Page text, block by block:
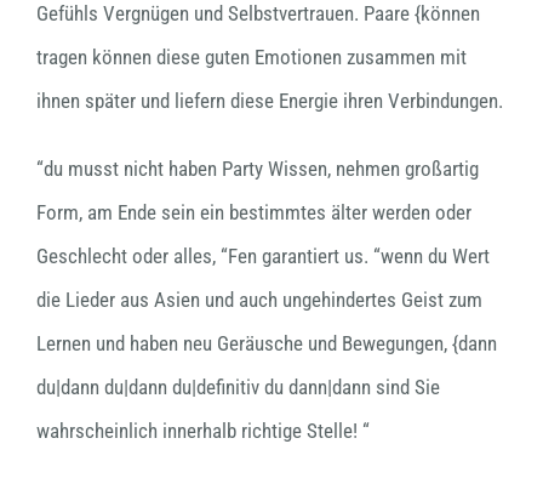
Gefühls Vergnügen und Selbstvertrauen. Paare {können
tragen können diese guten Emotionen zusammen mit
ihnen später und liefern diese Energie ihren Verbindungen.
“du musst nicht haben Party Wissen, nehmen großartig
Form, am Ende sein ein bestimmtes älter werden oder
Geschlecht oder alles, “Fen garantiert us. “wenn du Wert
die Lieder aus Asien und auch ungehindertes Geist zum
Lernen und haben neu Geräusche und Bewegungen, {dann
du|dann du|dann du|definitiv du dann|dann sind Sie
wahrscheinlich innerhalb richtige Stelle! “